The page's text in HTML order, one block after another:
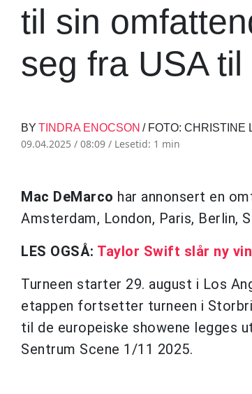
til sin
seg fra USA
BY TINDRA ENOCSON / FOTO: CHRISTINE
09.04.2025 / 08:09 / Lesetid: 1 min
Mac DeMarco har annonsert en
Amsterdam, London, Paris, Berlin,
LES OGSÅ: Taylor Swift slår ny
Turneen starter 29. august i Los
etappen fortsetter turneen i
til de europeiske showene legges
Sentrum Scene 1/11 2025.